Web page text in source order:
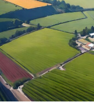
建造物
ふりーが！について